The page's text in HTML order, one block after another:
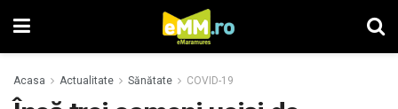
Acasa Actualitate Sănătate COVID-19